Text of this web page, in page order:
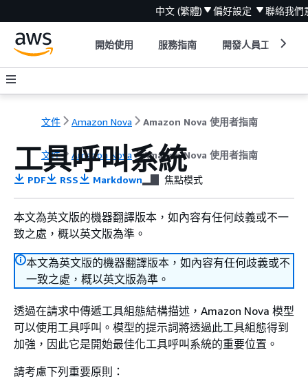
中文 (繁體) 偏好設定 聯絡我們
開始使用 服務指南 開發人員工具
文件 Amazon Nova Amazon Nova 使用者指南
文件 Amazon Nova Amazon Nova 使用者指南
工具呼叫系統
PDF RSS Markdown 焦點模式
本文為英文版的機器翻譯版本，如內容有任何歧義或不一
致之處，概以英文版為準。
本文為英文版的機器翻譯版本，如內容有任何歧義或不
一致之處，概以英文版為準。
透過在請求中傳遞工具組態結構描述，Amazon Nova 模型
可以使用工具呼叫。模型的提示詞將透過此工具組態得到
加強，因此它是開始最佳化工具呼叫系統的重要位置。
請考慮下列重要原則：